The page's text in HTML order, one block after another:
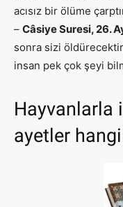
acısız bir ölüme
– Câsiye Suresi, 26.
sonra sizi
insan pek çok şeyi
Hayvanlarla
ayetler